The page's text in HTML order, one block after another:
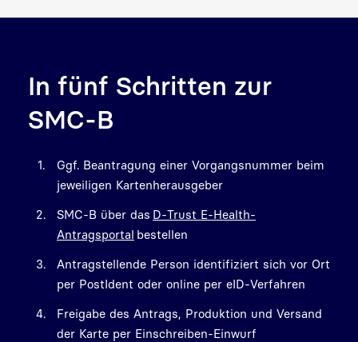
In fünf Schritten zur
SMC-B
Ggf. Beantragung einer Vorgangsnummer beim
jeweiligen Kartenherausgeber
SMC-B über das D-Trust E-Health-
Antragsportal bestellen
Antragstellende Person identifiziert sich vor Ort
per PostIdent oder online per eID-Verfahren
Freigabe des Antrags, Produktion und Versand
der Karte per Einschreiben-Einwurf